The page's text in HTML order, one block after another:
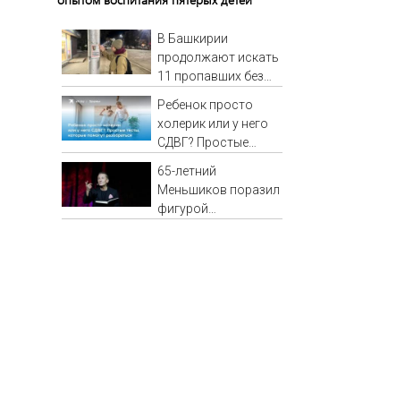
В Башкирии
продолжают искать
11 пропавших без
Ребенок просто
холерик или у него
СДВГ? Простые
помогут
разобраться
65-летний
Меньшиков поразил
фигурой